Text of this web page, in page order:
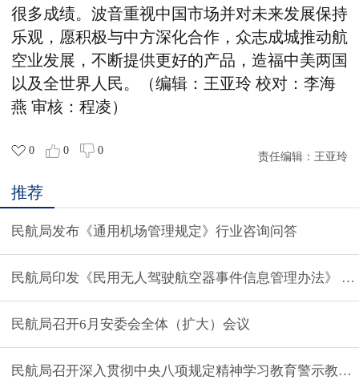
很多成绩。波音重视中国市场并对未来发展保持
乐观，愿积极与中方深化合作，众志成城推动航
空业发展，不断提供更好的产品，造福中美两国
以及全世界人民。
（编辑：王亚玲 校对：李海
燕 审核：程凌）
0 0 0
责任编辑： 王亚玲
推荐
民航局发布《通用机场管理规定》行业咨询问答
民航局印发《民用无人驾驶航空器事件信息管理办法》
民航局召开6月安委会全体（扩大）会议
民航局召开深入贯彻中央八项规定精神学习教育警示教育